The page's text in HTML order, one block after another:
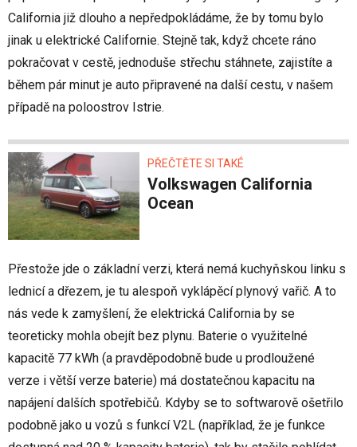
California již dlouho a nepředpokládáme, že by tomu bylo
jinak u elektrické Californie. Stejně tak, když chcete ráno
pokračovat v cestě, jednoduše střechu stáhnete, zajistíte a
během pár minut je auto připravené na další cestu, v našem
případě na poloostrov Istrie.
PŘEČTĚTE SI TAKÉ
Volkswagen California
Ocean
Přestože jde o základní verzi, která nemá kuchyňskou linku s
lednicí a dřezem, je tu alespoň vyklápěcí plynový vařič. A to
nás vede k zamyšlení, že elektrická California by se
teoreticky mohla obejít bez plynu. Baterie o využitelné
kapacitě 77 kWh (a pravděpodobně bude u prodloužené
verze i větší verze baterie) má dostatečnou kapacitu na
napájení dalších spotřebičů. Kdyby se to softwarově ošetřilo
podobně jako u vozů s funkcí V2L (například, že je funkce